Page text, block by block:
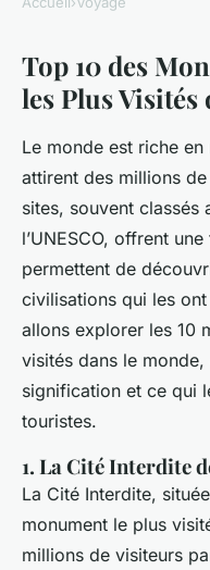
VOYAGE
Top 10 des
historiques
dans le
Élise • 4 février 2025 •8
Top 10 des
les Plus Visités
Le monde est riche
attirent des millions
sites, souvent classés
l’UNESCO, offrent
permettent de
civilisations qui les
allons explorer les 10
visités dans le
signification et ce qui
touristes.
1. La Cité Interdite
La Cité Interdite,
monument le plus
millions de visiteurs